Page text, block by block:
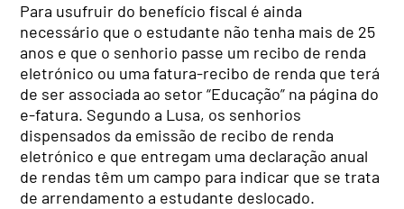
Para usufruir do benefício fiscal é ainda
necessário que o estudante não tenha mais de 25
anos e que o senhorio passe um recibo de renda
eletrónico ou uma fatura-recibo de renda que terá
de ser associada ao setor “Educação” na página do
e-fatura. Segundo a Lusa, os senhorios
dispensados da emissão de recibo de renda
eletrónico e que entregam uma declaração anual
de rendas têm um campo para indicar que se trata
de arrendamento a estudante deslocado.